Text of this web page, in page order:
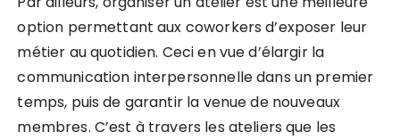
option permettant aux coworkers d’exposer leur
métier au quotidien. Ceci en vue d’élargir la
communication interpersonnelle dans un premier
temps, puis de garantir la venue de nouveaux
membres. C’est à travers les ateliers que les